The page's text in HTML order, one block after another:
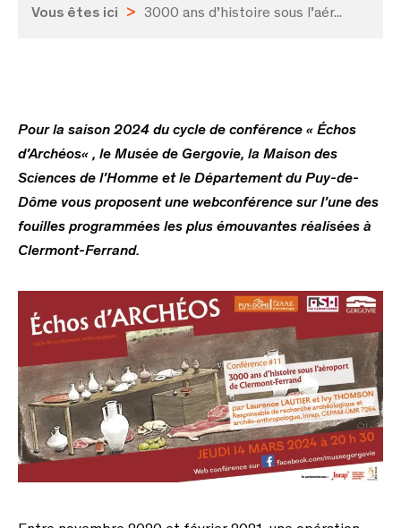
Vous êtes ici > 3000 ans d’histoire sous l’aér...
Pour la saison 2024 du cycle de conférence « Échos
d’Archéos« , le Musée de Gergovie, la Maison des
Sciences de l’Homme et le Département du Puy-de-
Dôme vous proposent une webconférence sur l’une des
fouilles programmées les plus émouvantes réalisées à
Clermont-Ferrand.